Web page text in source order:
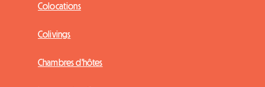
Colocations
Colivings
Chambres d'hôtes